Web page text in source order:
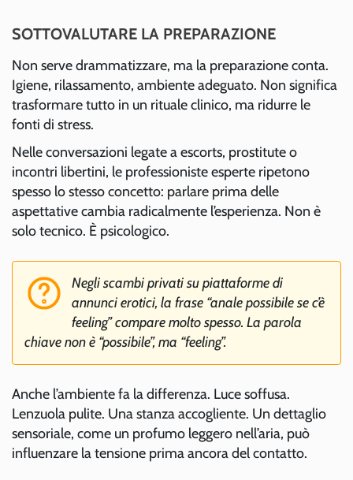
SOTTOVALUTARE LA PREPARAZIONE
Non serve drammatizzare, ma la preparazione conta.
Igiene, rilassamento, ambiente adeguato. Non significa
trasformare tutto in un rituale clinico, ma ridurre le
fonti di stress.
Nelle conversazioni legate a escorts, prostitute o
incontri libertini, le professioniste esperte ripetono
spesso lo stesso concetto: parlare prima delle
aspettative cambia radicalmente l’esperienza. Non è
solo tecnico. È psicologico.
Negli scambi privati su piattaforme di
annunci erotici, la frase “anale possibile se c’è
feeling” compare molto spesso. La parola
chiave non è “possibile”, ma “feeling”.
Anche l’ambiente fa la differenza. Luce soffusa.
Lenzuola pulite. Una stanza accogliente. Un dettaglio
sensoriale, come un profumo leggero nell’aria, può
influenzare la tensione prima ancora del contatto.